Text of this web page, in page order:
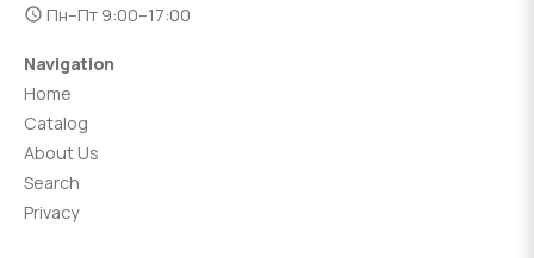
Пн–Пт 9:00–17:00
Navigation
Home
Catalog
About Us
Search
Privacy